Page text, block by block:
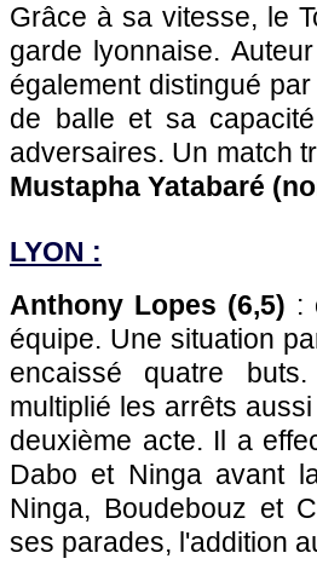
Grâce à sa vitesse, le
garde lyonnaise.
également distingué
de balle et sa
adversaires. Un match
Mustapha Yatabaré
LYON :
Anthony Lopes (6,5) :
équipe. Une situation
encaissé quatre
multiplié les arrêts
deuxième acte. Il a
Dabo et Ninga avant
Ninga, Boudebouz et
ses parades, l'addition